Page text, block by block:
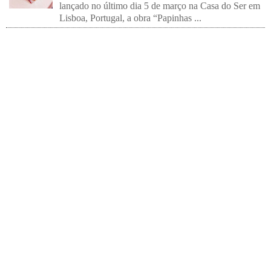
lançado no último dia 5 de março na Casa do Ser em
Lisboa, Portugal, a obra “Papinhas ...